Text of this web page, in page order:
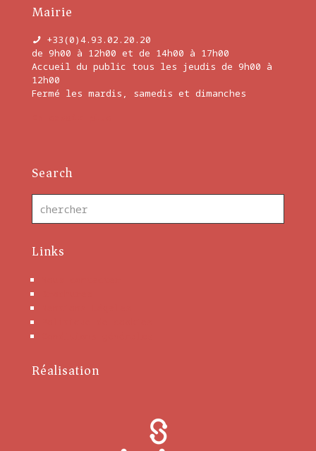
Mairie
+33(0)4.93.02.20.20
de 9h00 à 12h00 et de 14h00 à 17h00
Accueil du public tous les jeudis de 9h00 à
12h00
Fermé les mardis, samedis et dimanches
Search
Links
Réalisation